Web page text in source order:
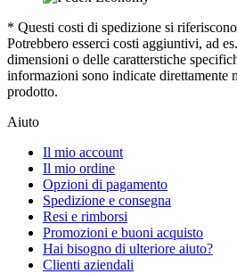
* Questi costi di spedizione si
Potrebbero esserci costi aggiuntivi, ad
dimensioni o delle caratterstiche
informazioni sono indicate direttamente
prodotto.
Aiuto
Il mio account
Il mio ordine
Opzioni di pagamento
Spedizione e consegna
Resi e rimborsi
Promozioni e buoni acquisto
Hai bisogno di ulteriore aiuto?
Clienti aziendali